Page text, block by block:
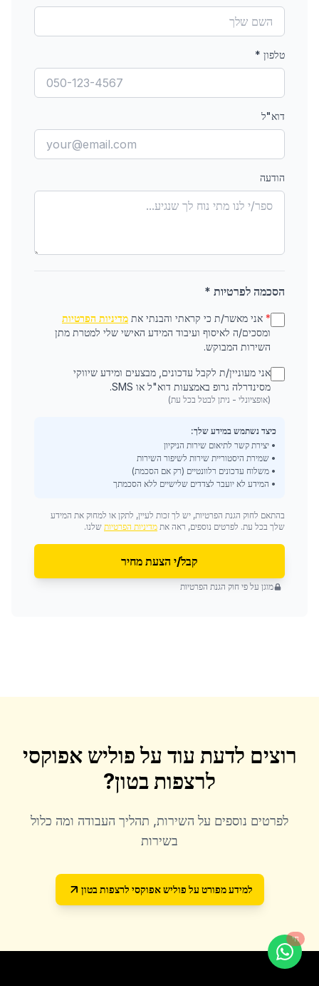
טלפון *
דוא"ל
הודעה
הסכמה לפרטיות *
* אני מאשר/ת כי קראתי והבנתי את מדיניות הפרטיות
ומסכים/ה לאיסוף ועיבוד המידע האישי שלי למטרת מתן
השירות המבוקש.
אני מעוניין/ת לקבל עדכונים, מבצעים ומידע שיווקי
מסינדרלה גרופ באמצעות דוא"ל או SMS.
(אופציונלי - ניתן לבטל בכל עת)
כיצד נשתמש במידע שלך:
• יצירת קשר לתיאום שירות הניקיון
• שמירת היסטוריית שירות לשיפור השירות
• משלוח עדכונים רלוונטיים (רק אם הסכמת)
• המידע לא יועבר לצדדים שלישיים ללא הסכמתך
בהתאם לחוק הגנת הפרטיות, יש לך זכות לעיין, לתקן או למחוק את המידע
שלך בכל עת. לפרטים נוספים, ראה את מדיניות הפרטיות שלנו.
קבל/י הצעת מחיר
מוגן על פי חוק הגנת הפרטיות
רוצים לדעת עוד עלפוליש אפוקסי
לרצפות בטון?
לפרטים נוספים על השירות, תהליך העבודה ומה כלול
בשירות
למידע מפורט על פוליש אפוקסי לרצפות בטון
חי